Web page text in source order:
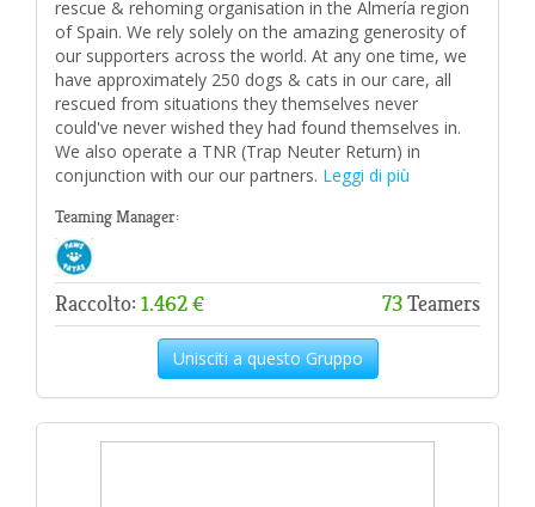
rescue & rehoming organisation in the Almería region
of Spain. We rely solely on the amazing generosity of
our supporters across the world. At any one time, we
have approximately 250 dogs & cats in our care, all
rescued from situations they themselves never
could've never wished they had found themselves in.
We also operate a TNR (Trap Neuter Return) in
conjunction with our our partners. Leggi di più
Teaming Manager:
Raccolto: 1.462 € 73Teamers
Unisciti a questo Gruppo